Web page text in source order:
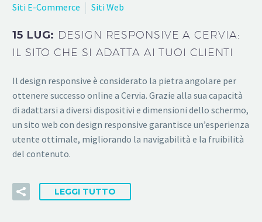
Siti E-Commerce
Siti Web
15 LUG: DESIGN RESPONSIVE A CERVIA:
IL SITO CHE SI ADATTA AI TUOI CLIENTI
Il design responsive è considerato la pietra angolare per
ottenere successo online a Cervia. Grazie alla sua capacità
di adattarsi a diversi dispositivi e dimensioni dello schermo,
un sito web con design responsive garantisce un’esperienza
utente ottimale, migliorando la navigabilità e la fruibilità
del contenuto.
LEGGI TUTTO